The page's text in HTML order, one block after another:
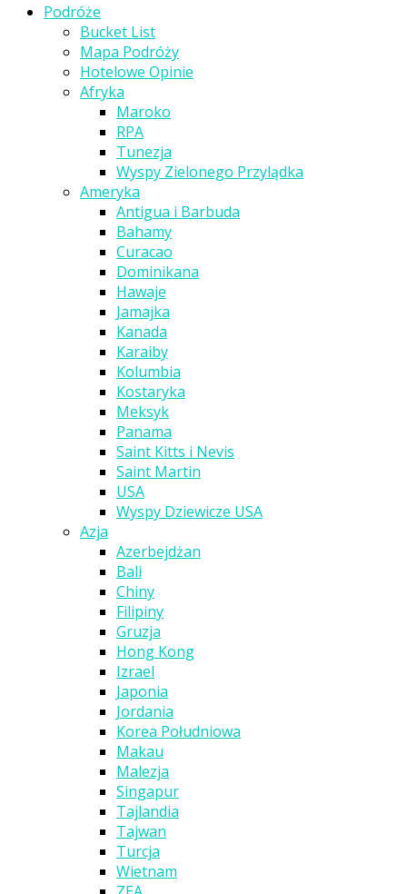
Podróże
Bucket List
Mapa Podróży
Hotelowe Opinie
Afryka
Maroko
RPA
Tunezja
Wyspy Zielonego Przylądka
Ameryka
Antigua i Barbuda
Bahamy
Curacao
Dominikana
Hawaje
Jamajka
Kanada
Karaiby
Kolumbia
Kostaryka
Meksyk
Panama
Saint Kitts i Nevis
Saint Martin
USA
Wyspy Dziewicze USA
Azja
Azerbejdżan
Bali
Chiny
Filipiny
Gruzja
Hong Kong
Izrael
Japonia
Jordania
Korea Południowa
Makau
Malezja
Singapur
Tajlandia
Tajwan
Turcja
Wietnam